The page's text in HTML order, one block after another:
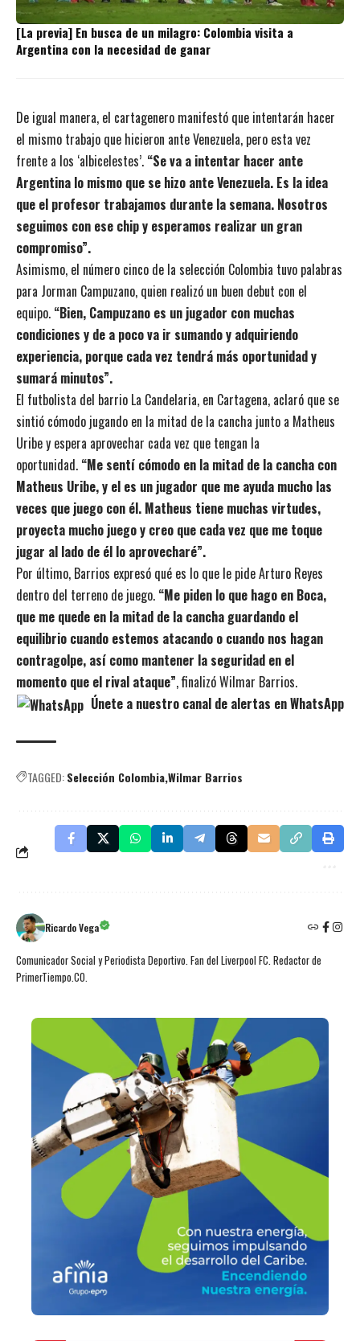
[La previa] En busca de un milagro: Colombia visita a
Argentina con la necesidad de ganar
De igual manera, el cartagenero manifestó que intentarán hacer
el mismo trabajo que hicieron ante Venezuela, pero esta vez
frente a los ‘albicelestes’. “Se va a intentar hacer ante
Argentina lo mismo que se hizo ante Venezuela. Es la idea
que el profesor trabajamos durante la semana. Nosotros
seguimos con ese chip y esperamos realizar un gran
compromiso”.
Asimismo, el número cinco de la selección Colombia tuvo palabras
para Jorman Campuzano, quien realizó un buen debut con el
equipo. “Bien, Campuzano es un jugador con muchas
condiciones y de a poco va ir sumando y adquiriendo
experiencia, porque cada vez tendrá más oportunidad y
sumará minutos”.
El futbolista del barrio La Candelaria, en Cartagena, aclaró que se
sintió cómodo jugando en la mitad de la cancha junto a Matheus
Uribe y espera aprovechar cada vez que tengan la
oportunidad. “Me sentí cómodo en la mitad de la cancha con
Matheus Uribe, y el es un jugador que me ayuda mucho las
veces que juego con él. Matheus tiene muchas virtudes,
proyecta mucho juego y creo que cada vez que me toque
jugar al lado de él lo aprovecharé”.
Por último, Barrios expresó qué es lo que le pide Arturo Reyes
dentro del terreno de juego. “Me piden lo que hago en Boca,
que me quede en la mitad de la cancha guardando el
equilibrio cuando estemos atacando o cuando nos hagan
contragolpe, así como mantener la seguridad en el
momento que el rival ataque”, finalizó Wilmar Barrios.
Únete a nuestro canal de alertas en WhatsApp
TAGGED:Selección ColombiaWilmar Barrios
Ricardo Vega
Comunicador Social y Periodista Deportivo. Fan del Liverpool FC. Redactor de
PrimerTiempo.CO.